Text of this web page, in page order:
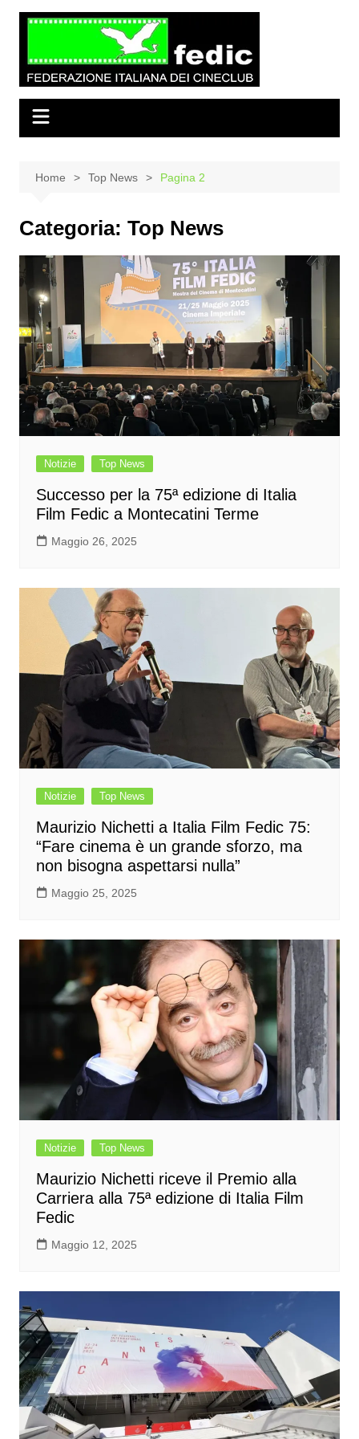
Salta
Home Top News Pagina 2
Categoria: Top News
Notizie Top News
Successo per la 75ª edizione di Italia
Film Fedic a Montecatini Terme
Maggio 26, 2025
Notizie Top News
Maurizio Nichetti a Italia Film Fedic 75:
“Fare cinema è un grande sforzo, ma
non bisogna aspettarsi nulla”
Maggio 25, 2025
Notizie Top News
Maurizio Nichetti riceve il Premio alla
Carriera alla 75ª edizione di Italia Film
Fedic
Maggio 12, 2025